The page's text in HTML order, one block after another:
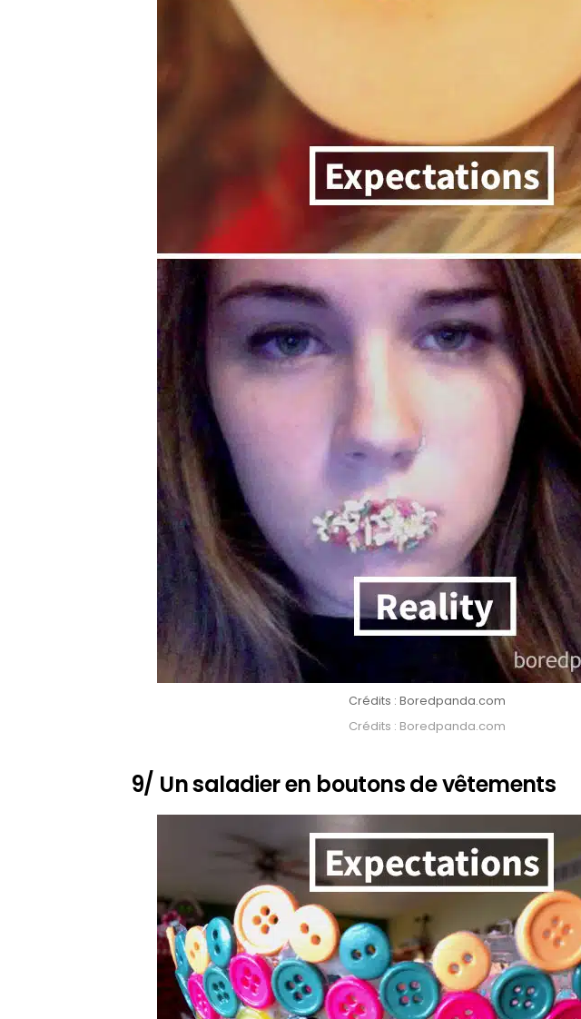
Crédits : Boredpanda.com
Crédits : Boredpanda.com
9/ Un saladier en boutons de vêtements